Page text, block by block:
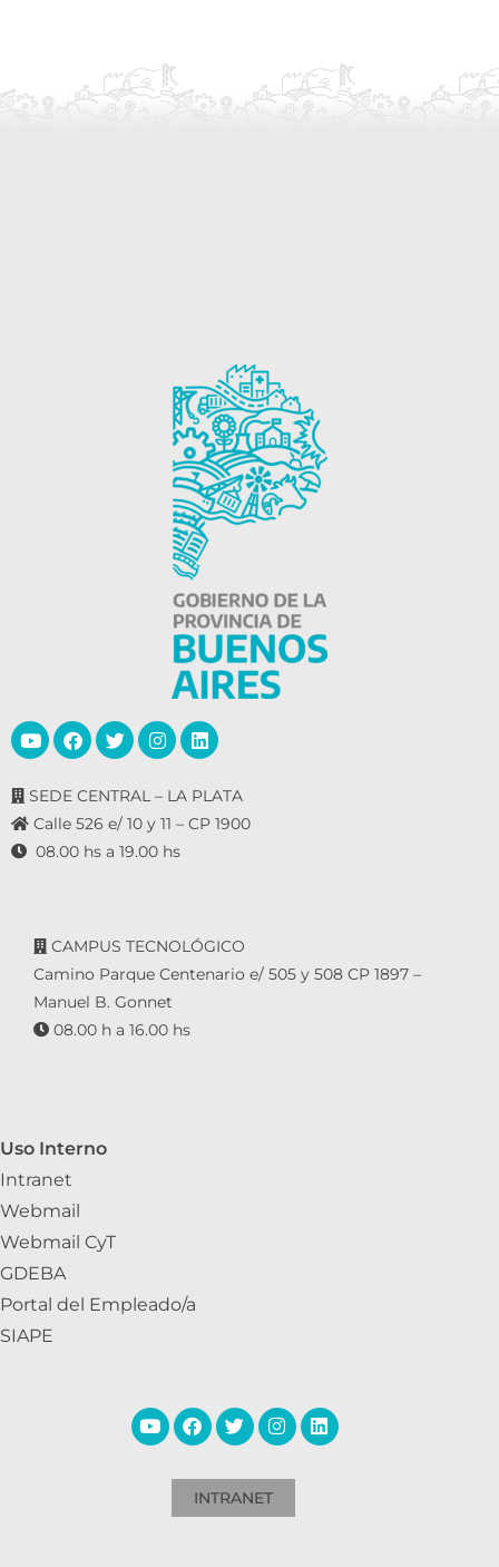
SEDE CENTRAL – LA PLATA
Calle 526 e/ 10 y 11 – CP 1900
08.00 hs a 19.00 hs
CAMPUS TECNOLÓGICO
Camino Parque Centenario e/ 505 y 508 CP 1897 –
Manuel B. Gonnet
08.00 h a 16.00 hs
Uso Interno
Intranet
Webmail
Webmail CyT
GDEBA
Portal del Empleado/a
SIAPE
INTRANET